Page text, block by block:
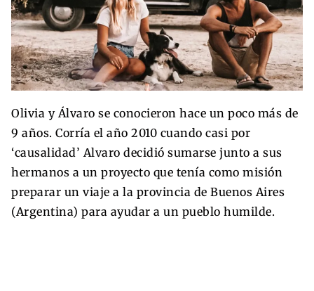
Olivia y Álvaro se conocieron hace un poco más de
9 años. Corría el año 2010 cuando casi por
‘causalidad’ Alvaro decidió sumarse junto a sus
hermanos a un proyecto que tenía como misión
preparar un viaje a la provincia de Buenos Aires
(Argentina) para ayudar a un pueblo humilde.